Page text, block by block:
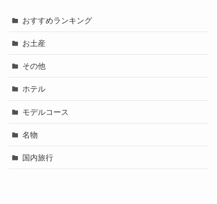
おすすめランキング
お土産
その他
ホテル
モデルコース
名物
国内旅行